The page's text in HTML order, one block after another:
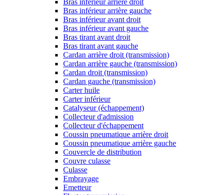
Bras inférieur arrière droit
Bras inférieur arrière gauche
Bras inférieur avant droit
Bras inférieur avant gauche
Bras tirant avant droit
Bras tirant avant gauche
Cardan arrière droit (transmission)
Cardan arrière gauche (transmission)
Cardan droit (transmission)
Cardan gauche (transmission)
Carter huile
Carter inférieur
Catalyseur (échappement)
Collecteur d'admission
Collecteur d'échappement
Coussin pneumatique arrière droit
Coussin pneumatique arrière gauche
Couvercle de distribution
Couvre culasse
Culasse
Embrayage
Emetteur